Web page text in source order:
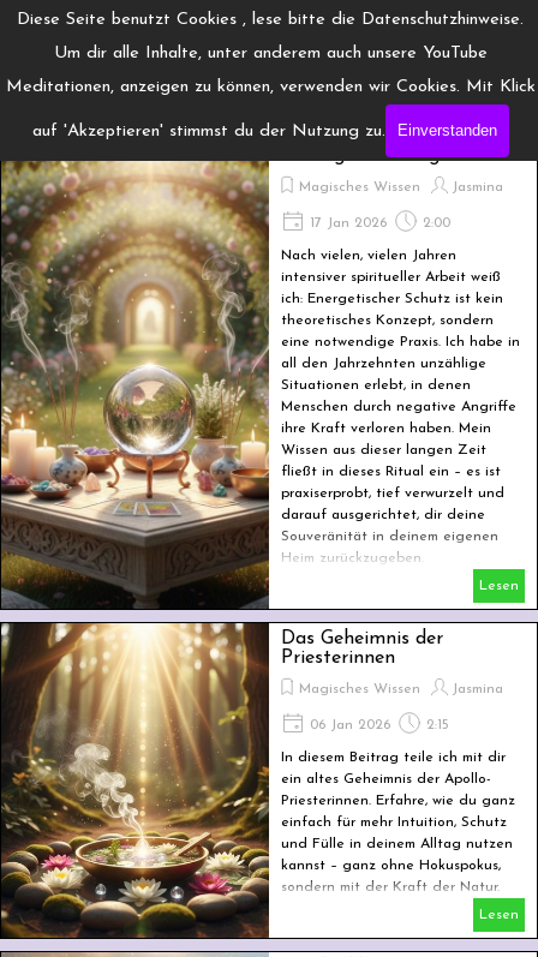
Diese Seite benutzt Cookies , lese bitte die Datenschutzhinweise.
Um dir alle Inhalte, unter anderem auch unsere YouTube
Meditationen, anzeigen zu können, verwenden wir Cookies. Mit Klick
auf 'Akzeptieren' stimmst du der Nutzung zu. Einverstanden
Direkt zum Seiteninhalt
www.Engelchanneling.de
Menü überspringen
Ritual zur Hausreinigung
bei negativen Angriffen
Magisches Wissen Jasmina
17 Jan 2026 2:00
Nach vielen, vielen Jahren
intensiver spiritueller Arbeit weiß
ich: Energetischer Schutz ist kein
theoretisches Konzept, sondern
eine notwendige Praxis. Ich habe in
all den Jahrzehnten unzählige
Situationen erlebt, in denen
Menschen durch negative Angriffe
ihre Kraft verloren haben. Mein
Wissen aus dieser langen Zeit
fließt in dieses Ritual ein – es ist
praxiserprobt, tief verwurzelt und
darauf ausgerichtet, dir deine
Souveränität in deinem eigenen
Heim zurückzugeben.
Lesen
Das Geheimnis der
Priesterinnen
Magisches Wissen Jasmina
06 Jan 2026 2:15
In diesem Beitrag teile ich mit dir
ein altes Geheimnis der Apollo-
Priesterinnen. Erfahre, wie du ganz
einfach für mehr Intuition, Schutz
und Fülle in deinem Alltag nutzen
kannst – ganz ohne Hokuspokus,
sondern mit der Kraft der Natur.
Lesen